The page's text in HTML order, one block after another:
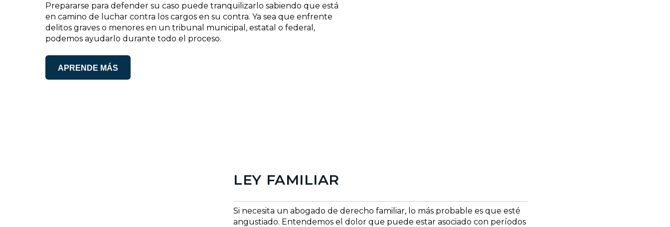
Prepararse para defender su caso puede tranquilizarlo sabiendo que está
en camino de luchar contra los cargos en su contra. Ya sea que enfrente
delitos graves o menores en un tribunal municipal, estatal o federal,
podemos ayudarlo durante todo el proceso.
APRENDE MÁS
LEY FAMILIAR
Si necesita un abogado de derecho familiar, lo más probable es que esté
angustiado. Entendemos el dolor que puede estar asociado con períodos